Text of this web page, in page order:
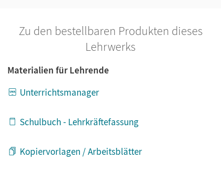
Zu den bestellbaren Produkten dieses
Lehrwerks
Materialien für Lehrende
Unterrichtsmanager
Schulbuch - Lehrkräftefassung
Kopiervorlagen / Arbeitsblätter